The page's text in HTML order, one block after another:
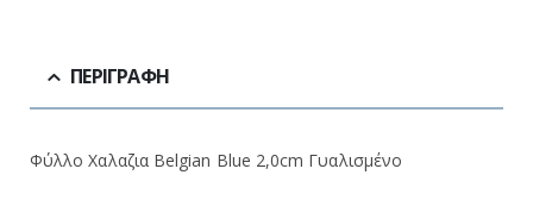
ΠΕΡΙΓΡΑΦΉ
Φύλλο Χαλαζια Belgian Blue 2,0cm Γυαλισμένο